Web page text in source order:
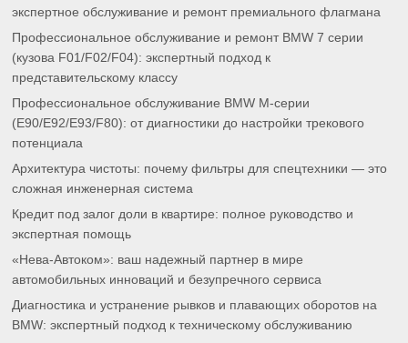
экспертное обслуживание и ремонт премиального флагмана
Профессиональное обслуживание и ремонт BMW 7 серии
(кузова F01/F02/F04): экспертный подход к
представительскому классу
Профессиональное обслуживание BMW M-серии
(E90/E92/E93/F80): от диагностики до настройки трекового
потенциала
Архитектура чистоты: почему фильтры для спецтехники — это
сложная инженерная система
Кредит под залог доли в квартире: полное руководство и
экспертная помощь
«Нева-Автоком»: ваш надежный партнер в мире
автомобильных инноваций и безупречного сервиса
Диагностика и устранение рывков и плавающих оборотов на
BMW: экспертный подход к техническому обслуживанию